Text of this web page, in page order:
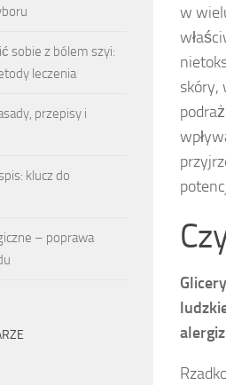
w
skóry,
sobie z bólem szyi:
leczenia
przepisy i
klucz do
– poprawa